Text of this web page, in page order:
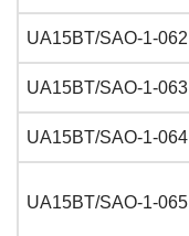
UA15BT/SAO-1-062
UA15BT/SAO-1-063
UA15BT/SAO-1-064
UA15BT/SAO-1-065